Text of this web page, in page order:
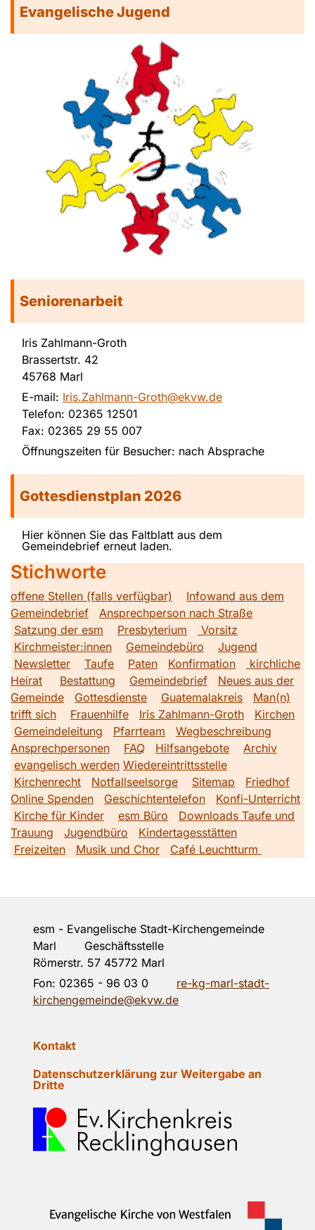
Evangelische Jugend
Seniorenarbeit
Iris Zahlmann-Groth
Brassertstr. 42
45768 Marl
E-mail: Iris.Zahlmann-Groth@ekvw.de
Telefon: 02365 12501
Fax: 02365 29 55 007
Öffnungszeiten für Besucher: nach Absprache
Gottesdienstplan 2026
Hier können Sie das Faltblatt aus dem
Gemeindebrief erneut laden.
Stichworte
offene Stellen (falls verfügbar)
Infowand aus dem
Gemeindebrief
Ansprechperson nach Straße
Satzung der esm
Presbyterium
Vorsitz
Kirchmeister:innen
Gemeindebüro
Jugend
Newsletter
Taufe Paten Konfirmation
kirchliche
Heirat
Bestattung Gemeindebrief
Neues aus der
Gemeinde
Gottesdienste Guatemalakreis
Man(n)
trifft sich
Frauenhilfe Iris Zahlmann-Groth
Kirchen
Gemeindeleitung
Pfarrteam
Wegbeschreibung
Ansprechpersonen
FAQ Hilfsangebote
Archiv
evangelisch werden Wiedereintrittsstelle
Kirchenrecht
Notfallseelsorge Sitemap
Friedhof
Online Spenden
Geschichtentelefon
Konfi-Unterricht
Kirche für Kinder
esm Büro
Downloads Taufe und
Trauung
Jugendbüro
Kindertagesstätten
Freizeiten
Musik und Chor Café Leuchtturm
esm - Evangelische Stadt-Kirchengemeinde
Marl Geschäftsstelle
Römerstr. 57 45772 Marl
Fon: 02365 - 96 03 0
re-kg-marl-stadt-
kirchengemeinde@ekvw.de
Kontakt
Datenschutzerklärung zur Weitergabe an
Dritte